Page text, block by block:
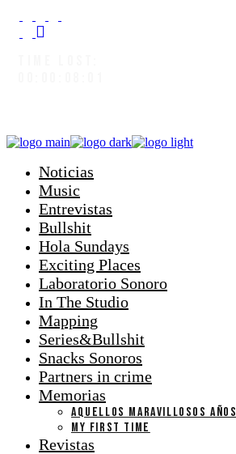
Noticias
Music
Entrevistas
Bullshit
Hola Sundays
Exciting Places
Laboratorio Sonoro
In The Studio
Mapping
Series&Bullshit
Snacks Sonoros
Partners in crime
Memorias
AQUELLOS MARAVILLOSOS AÑOS
MY FIRST TIME
Revistas